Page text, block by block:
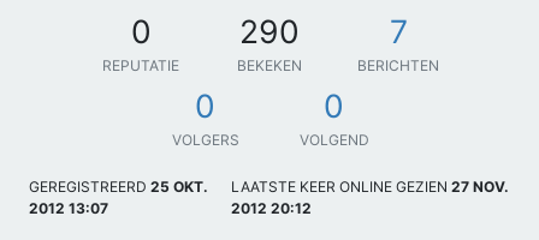
0
REPUTATIE
290
BEKEKEN
7
BERICHTEN
0
VOLGERS
0
VOLGEND
GEREGISTREERD 25 OKT.
2012 13:07
LAATSTE KEER ONLINE GEZIEN 27 NOV.
2012 20:12